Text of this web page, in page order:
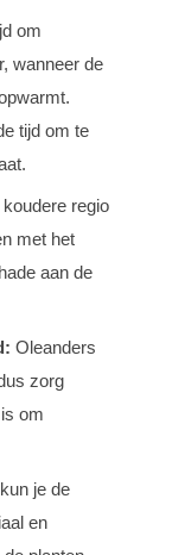
om
wanneer de
tijd om te
regio
met het
aan de
Oleanders
zorg
om
je de
en